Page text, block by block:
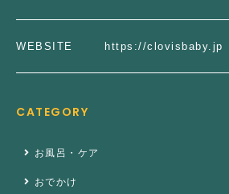
WEBSITE https://clovisbaby.jp
CATEGORY
お風呂・ケア
おでかけ